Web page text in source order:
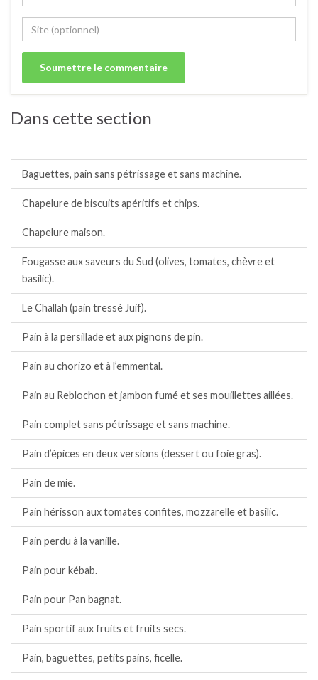
Dans cette section
Baguettes, pain sans pétrissage et sans machine.
Chapelure de biscuits apéritifs et chips.
Chapelure maison.
Fougasse aux saveurs du Sud (olives, tomates, chèvre et
basilic).
Le Challah (pain tressé Juif).
Pain à la persillade et aux pignons de pin.
Pain au chorizo et à l’emmental.
Pain au Reblochon et jambon fumé et ses mouillettes aillées.
Pain complet sans pétrissage et sans machine.
Pain d’épices en deux versions (dessert ou foie gras).
Pain de mie.
Pain hérisson aux tomates confites, mozzarelle et basilic.
Pain perdu à la vanille.
Pain pour kébab.
Pain pour Pan bagnat.
Pain sportif aux fruits et fruits secs.
Pain, baguettes, petits pains, ficelle.